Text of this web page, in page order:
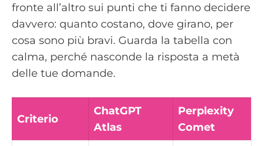
fronte all’altro sui punti che ti fanno decidere
davvero: quanto costano, dove girano, per
cosa sono più bravi. Guarda la tabella con
calma, perché nasconde la risposta a metà
delle tue domande.
Criterio
ChatGPT
Atlas
Perplexity
Comet